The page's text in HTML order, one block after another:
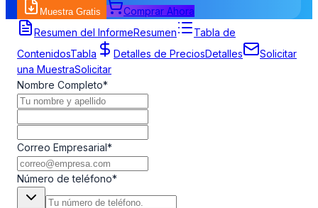
Muestra Gratis Comprar Ahora
Formulario de Solicitud de Muestra
Resumen del InformeResumen
Tabla de
ContenidosTabla Detalles de PreciosDetalles
Solicitar
una MuestraSolicitar
Nombre Completo*
Correo Empresarial*
Número de teléfono*